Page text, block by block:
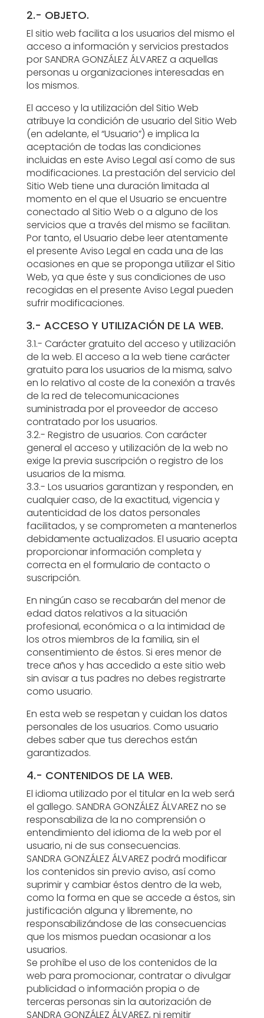
2.- OBJETO.
El sitio web facilita a los usuarios del mismo el
acceso a información y servicios prestados
por SANDRA GONZÁLEZ ÁLVAREZ a aquellas
personas u organizaciones interesadas en
los mismos.
El acceso y la utilización del Sitio Web
atribuye la condición de usuario del Sitio Web
(en adelante, el “Usuario”) e implica la
aceptación de todas las condiciones
incluidas en este Aviso Legal así como de sus
modificaciones. La prestación del servicio del
Sitio Web tiene una duración limitada al
momento en el que el Usuario se encuentre
conectado al Sitio Web o a alguno de los
servicios que a través del mismo se facilitan.
Por tanto, el Usuario debe leer atentamente
el presente Aviso Legal en cada una de las
ocasiones en que se proponga utilizar el Sitio
Web, ya que éste y sus condiciones de uso
recogidas en el presente Aviso Legal pueden
sufrir modificaciones.
3.- ACCESO Y UTILIZACIÓN DE LA WEB.
3.1.- Carácter gratuito del acceso y utilización
de la web. El acceso a la web tiene carácter
gratuito para los usuarios de la misma, salvo
en lo relativo al coste de la conexión a través
de la red de telecomunicaciones
suministrada por el proveedor de acceso
contratado por los usuarios.
3.2.- Registro de usuarios. Con carácter
general el acceso y utilización de la web no
exige la previa suscripción o registro de los
usuarios de la misma.
3.3.- Los usuarios garantizan y responden, en
cualquier caso, de la exactitud, vigencia y
autenticidad de los datos personales
facilitados, y se comprometen a mantenerlos
debidamente actualizados. El usuario acepta
proporcionar información completa y
correcta en el formulario de contacto o
suscripción.
En ningún caso se recabarán del menor de
edad datos relativos a la situación
profesional, económica o a la intimidad de
los otros miembros de la familia, sin el
consentimiento de éstos. Si eres menor de
trece años y has accedido a este sitio web
sin avisar a tus padres no debes registrarte
como usuario.
En esta web se respetan y cuidan los datos
personales de los usuarios. Como usuario
debes saber que tus derechos están
garantizados.
4.- CONTENIDOS DE LA WEB.
El idioma utilizado por el titular en la web será
el gallego. SANDRA GONZÁLEZ ÁLVAREZ no se
responsabiliza de la no comprensión o
entendimiento del idioma de la web por el
usuario, ni de sus consecuencias.
SANDRA GONZÁLEZ ÁLVAREZ podrá modificar
los contenidos sin previo aviso, así como
suprimir y cambiar éstos dentro de la web,
como la forma en que se accede a éstos, sin
justificación alguna y libremente, no
responsabilizándose de las consecuencias
que los mismos puedan ocasionar a los
usuarios.
Se prohíbe el uso de los contenidos de la
web para promocionar, contratar o divulgar
publicidad o información propia o de
terceras personas sin la autorización de
SANDRA GONZÁLEZ ÁLVAREZ, ni remitir